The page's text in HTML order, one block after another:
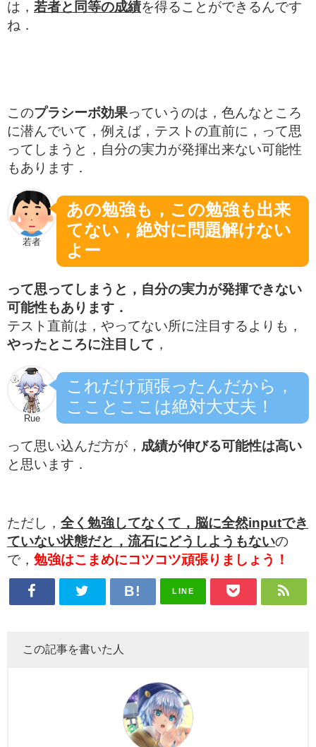
は， 若者と同等の成績を得ることができるんです
ね．
このプラシーボ効果っていうのは，色んなところ
に潜んでいて，例えば，テストの直前に，って思
ってしまうと，自分の実力が発揮出来ない可能性
もあります．
若者
あの勉強も，この勉強も出来
てない，絶対に問題解けない
よー
って思ってしまうと，自分の実力が発揮できない
可能性もあります．
テスト直前は，やってない所に注目するよりも，
やったところに注目して ，
Rue
これだけ頑張ったんだから，
こことここは絶対大丈夫！
って思い込んだ方が， 成績が伸びる可能性は高い
と思います．
ただし， 全く勉強してなくて，脳に全然inputでき
ていない状態だと，流石にどうしようもないの
で， 勉強はこまめにコツコツ頑張りましょう！
LINE
この記事を書いた人